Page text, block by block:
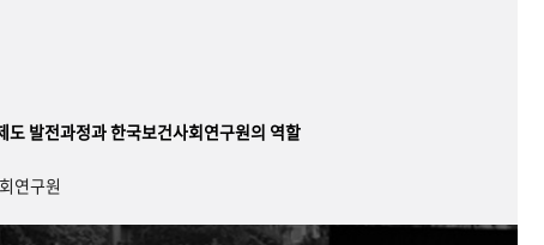
도 발전과정과 한국보건사회연구원의 역할
연구원